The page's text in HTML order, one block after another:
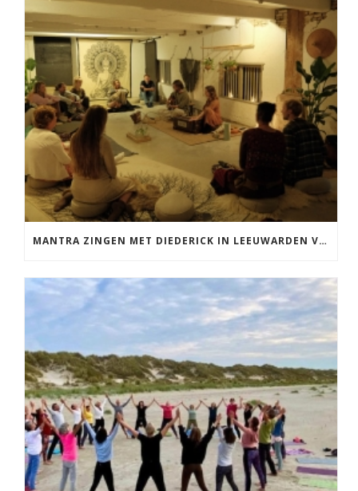
MANTRA ZINGEN MET DIEDERICK IN LEEUWARDEN VRIJDAG 12 JUNI KIRTAN